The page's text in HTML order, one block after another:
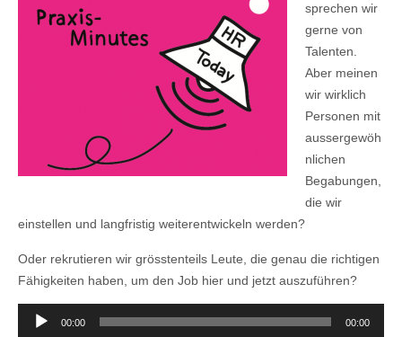
sprechen wir
gerne von
Talenten.
Aber meinen
wir wirklich
Personen mit
aussergewöh
nlichen
Begabungen,
die wir
einstellen und langfristig weiterentwickeln werden?
Oder rekrutieren wir grösstenteils Leute, die genau die richtigen
Fähigkeiten haben, um den Job hier und jetzt auszuführen?
Audio-
00:00 00:00